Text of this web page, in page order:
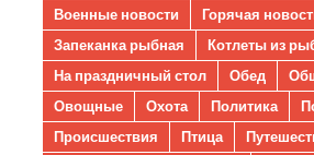
Военные новости
Горячая
Запеканка рыбная
Котлеты из
На праздничный стол
Обед
Овощные
Охота Политика
Происшествия
Птица